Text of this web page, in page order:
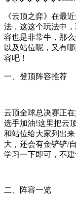
《云顶之弈》在最
法，这这个玩法中
容也是非常牛，那
以及站位呢，又有
容吧！
一、登顶阵容推荐
云顶全球总决赛正
选手加油!这里把云
和站位给大家列出
大，还会有金铲铲/
学习一下即可，不建
二、阵容一览